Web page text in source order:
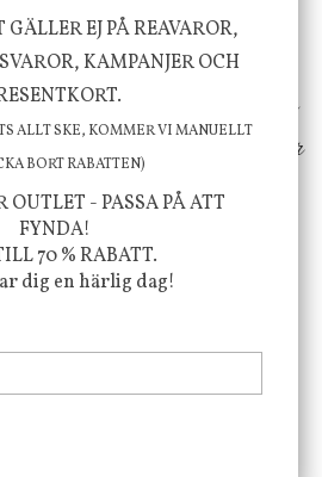
dig och ditt hem! Med
och dess färgpalett
utvalda produkter som
och ger det lilla extra för
ditt välmående!
@JBHOME
EJ PÅ REAVAROR,
KAMPANJER OCH
ALLT SKE, KOMMER VI MANUELLT
BORT RABATTEN)
- PASSA PÅ ATT
FYNDA!
70 % RABATT.
dig en härlig dag!